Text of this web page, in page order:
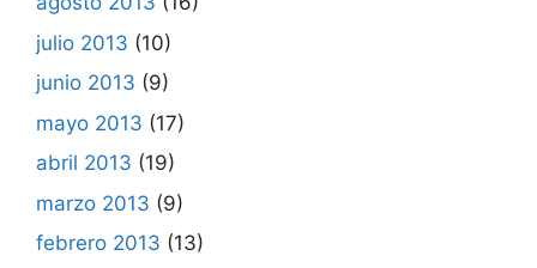
julio 2013 (10)
junio 2013 (9)
mayo 2013 (17)
abril 2013 (19)
marzo 2013 (9)
febrero 2013 (13)